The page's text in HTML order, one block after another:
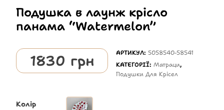
Подушка в лаунж крісло
панама “Watermelon”
1830 грн АРТИКУЛ: 5058540-58541
КАТЕГОРІЇ:Матраци,
Подушки Для Крісел
Колір